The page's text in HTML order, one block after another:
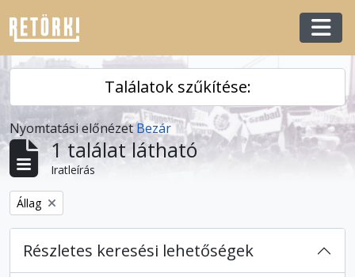
Skip to main content
Találatok szűkítése:
Nyomtatási előnézetBezár
1 találat látható
Iratleírás
Remove filter:
Állag
Részletes keresési lehetőségek